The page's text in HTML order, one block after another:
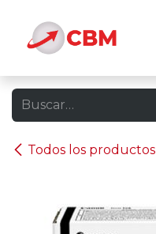
Todos los productos